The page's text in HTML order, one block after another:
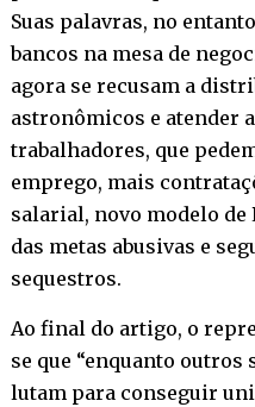
Suas palavras, no
bancos na mesa de
agora se recusam a
astronômicos e atender
trabalhadores, que
emprego, mais
salarial, novo modelo de
das metas abusivas e
sequestros.
Ao final do artigo, o
se que “enquanto
lutam para conseguir